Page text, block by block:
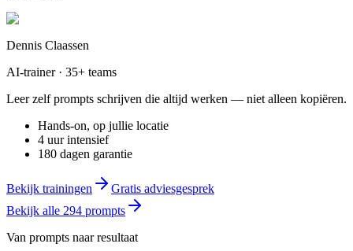
Dennis Claassen
AI-trainer · 35+ teams
Leer zelf prompts schrijven die altijd werken — niet alleen kopiëren.
Hands-on, op jullie locatie
4 uur intensief
180 dagen garantie
Bekijk trainingen
Gratis adviesgesprek
Bekijk alle 294 prompts
Van prompts naar resultaat